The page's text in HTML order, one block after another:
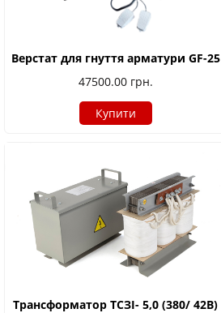
Верстат для гнуття арматури GF-25
47500.00 грн.
Купити
Трансформатор ТСЗІ- 5,0 (380/ 42В)